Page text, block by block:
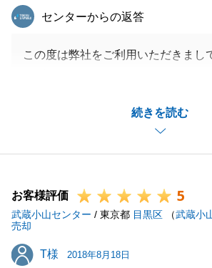
続きを読む
東急リバブル
センターからの返答
この度は弊社をご利用いただきまし
当初の物件ご案内からご契約、お引
程調整含めまして何かとご協力いた
ズにお取引を進めることができまし
いただきたく存じます。
今後ともよろしくお願いいたします
お客様評価 5
武蔵小山センター / 東京都 目黒区 （武蔵小
売却
T様
T様 2018年8月18日